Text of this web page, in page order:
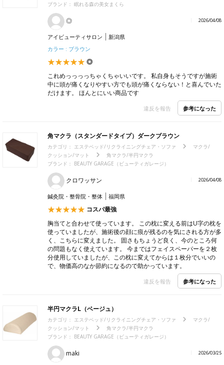
ブランド： 眠れる森の美女まくら
◎ 2026/04/08
アイビューティサロン
新潟県
カラー : ブラウン
◎
これめっっっっちゃくちゃいいです。 私自身もそうですが施術
中に頭が痛くなりやすい方でも頭が痛くならない！と喜んでいた
だけます。 ほんとにいい商品です
違反を報告 参考になった
角マクラ（スタンダードタイプ）ダークブラウン
カテゴリ： エステベッド/リクライニングチェア・ソファ
マクラ/
クッション/マット
角マクラ/半円マクラ
ブランド： BEAUTY GARAGE（ビューティガレージ）
クロワッサン 2026/04/08
鍼灸院・整骨院・整体 福岡県
コスパ最強
胸当てと合わせて使っています。 この枕に変える前はU字の枕を
使っていましたが、施術後の顔に痕が残るのを気にされる方が多
く、こちらに変えました。 固さもちょうど良く、今のところ何
の問題もなく使えています。 今まではフェイスペーパーを２枚
分使用していましたが、この枕に変えてからは１枚分でいいの
で、物価高のなか節約になるので助かっています。
違反を報告 参考になった
半円マクラL（ベージュ）
カテゴリ： エステベッド/リクライニングチェア・ソファ
マクラ/
クッション/マット
角マクラ/半円マクラ
ブランド： BEAUTY GARAGE（ビューティガレージ）
maki 2026/03/25